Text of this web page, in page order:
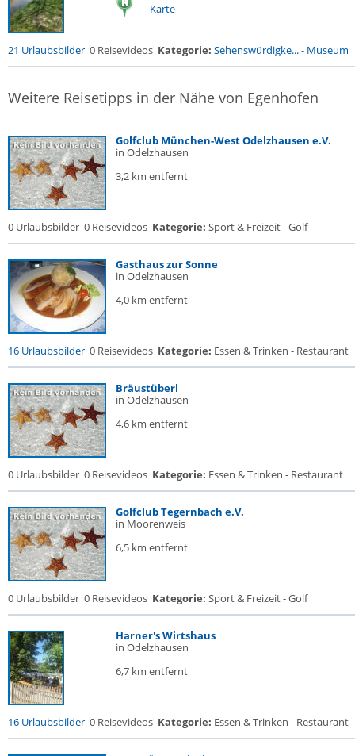
Karte
21 Urlaubsbilder 0 Reisevideos Kategorie: Sehenswürdigke...- Museum
Weitere Reisetipps in der Nähe von Egenhofen
Golfclub München-West Odelzhausen e.V.
in Odelzhausen
3,2 km entfernt
0 Urlaubsbilder 0 Reisevideos Kategorie: Sport & Freizeit - Golf
Gasthaus zur Sonne
in Odelzhausen
4,0 km entfernt
16 Urlaubsbilder 0 Reisevideos Kategorie: Essen & Trinken - Restaurant
Bräustüberl
in Odelzhausen
4,6 km entfernt
0 Urlaubsbilder 0 Reisevideos Kategorie: Essen & Trinken - Restaurant
Golfclub Tegernbach e.V.
in Moorenweis
6,5 km entfernt
0 Urlaubsbilder 0 Reisevideos Kategorie: Sport & Freizeit - Golf
Harner's Wirtshaus
in Odelzhausen
6,7 km entfernt
16 Urlaubsbilder 0 Reisevideos Kategorie: Essen & Trinken - Restaurant